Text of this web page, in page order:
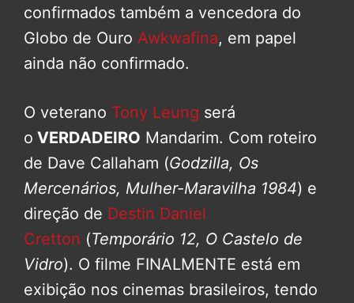
confirmados também a vencedora do
Globo de Ouro Awkwafina, em papel
ainda não confirmado.
O veterano Tony Leung será
o VERDADEIRO Mandarim. Com roteiro
de Dave Callaham (Godzilla, Os
Mercenários, Mulher-Maravilha 1984) e
direção de Destin Daniel
Cretton (Temporário 12, O Castelo de
Vidro). O filme FINALMENTE está em
exibição nos cinemas brasileiros, tendo